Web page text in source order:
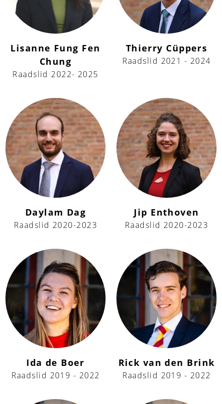
Lisanne Fung Fen
Chung
Raadslid 2022- 2025
Thierry Cüppers
Raadslid 2021 - 2024
Daylam Dag
Raadslid 2020-2023
Jip Enthoven
Raadslid 2020-2023
Ida de Boer
Raadslid 2019 - 2022
Rick van den Brink
Raadslid 2019 - 2022